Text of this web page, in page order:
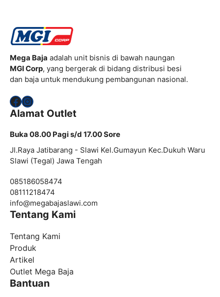
Mega Baja adalah unit bisnis di bawah naungan
MGI Corp, yang bergerak di bidang distribusi besi
dan baja untuk mendukung pembangunan nasional.
Facebook
Instagram
Alamat Outlet
Buka 08.00 Pagi s/d 17.00 Sore
Jl.Raya Jatibarang - Slawi Kel.Gumayun Kec.Dukuh Waru
Slawi (Tegal) Jawa Tengah
085186058474
08111218474
info@megabajaslawi.com
Tentang Kami
Tentang Kami
Produk
Artikel
Outlet Mega Baja
Bantuan